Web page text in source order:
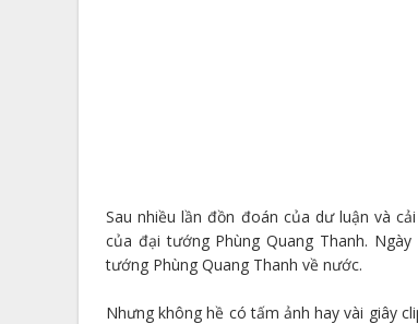
Sau nhiều lần đồn đoán của dư luận và
của đại tướng Phùng Quang Thanh.
tướng Phùng Quang Thanh về nước.
Nhưng không hề có tấm ảnh hay vài giây